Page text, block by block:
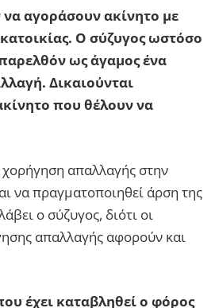
να αγοράσουν ακίνητο με
Ο σύζυγος ωστόσο
ως άγαμος ένα
Δικαιούνται
που θέλουν να
απαλλαγής στην
να πραγματοποιηθεί άρση της
ο σύζυγος, διότι οι
απαλλαγής αφορούν και
έχει καταβληθεί ο φόρος